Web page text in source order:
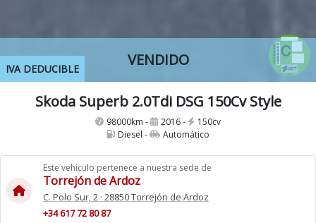
VENDIDO
IVA DEDUCIBLE
Skoda Superb 2.0Tdi DSG 150Cv Style
98000km - 2016 -
150cv
Diesel -
Automático
Este vehículo pertenece a nuestra sede de
Torrejón de Ardoz
C. Polo Sur, 2 · 28850 Torrejón de Ardoz
+34 617 72 80 87